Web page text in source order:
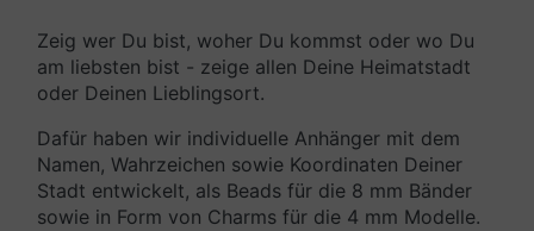
Zeig wer Du bist, woher Du kommst oder wo Du
am liebsten bist - zeige allen Deine Heimatstadt
oder Deinen Lieblingsort.
Dafür haben wir individuelle Anhänger mit dem
Namen, Wahrzeichen sowie Koordinaten Deiner
Stadt entwickelt, als Beads für die 8 mm Bänder
sowie in Form von Charms für die 4 mm Modelle.